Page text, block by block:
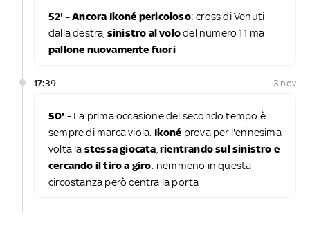
52' - Ancora Ikoné pericoloso: cross di Venuti
dalla destra, sinistro al volodel numero 11 ma
pallone nuovamente fuori
17:39 3 nov
50' - La prima occasione del secondo tempo è
sempre di marca viola. Ikoné prova per l'ennesima
volta la stessa giocata ,rientrando sul sinistro e
cercando il tiro a giro: nemmeno in questa
circostanza però centra la porta